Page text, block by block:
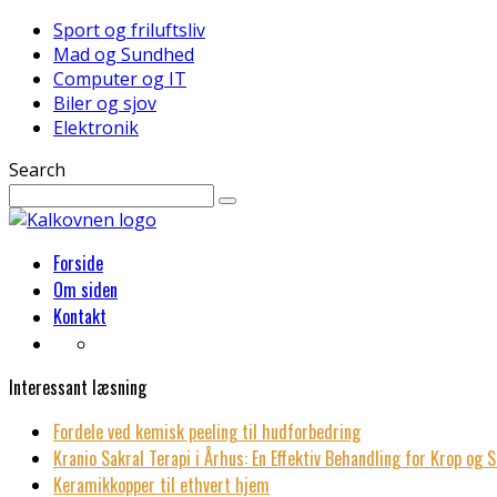
Sport og friluftsliv
Mad og Sundhed
Computer og IT
Biler og sjov
Elektronik
Search
Forside
Om siden
Kontakt
Interessant læsning
Fordele ved kemisk peeling til hudforbedring
Kranio Sakral Terapi i Århus: En Effektiv Behandling for Krop og
Keramikkopper til ethvert hjem